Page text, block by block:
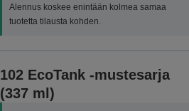
Alennus koskee enintään kolmea samaa
tuotetta tilausta kohden.
102 EcoTank -mustesarja
(337 ml)